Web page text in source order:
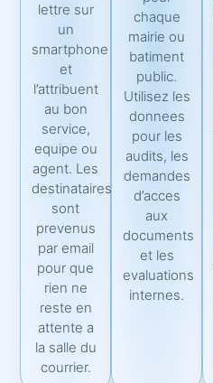
lettre sur
un
smartphone
et
l’attribuent
au bon
service,
equipe ou
agent. Les
destinataires
sont
prevenus
par email
pour que
rien ne
reste en
attente a
la salle du
courrier.
chaque
mairie ou
batiment
public.
Utilisez les
donnees
pour les
audits, les
demandes
d’acces
aux
documents
et les
evaluations
internes.